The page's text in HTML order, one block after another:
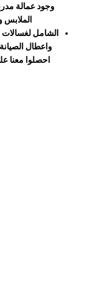
وجود عمالة
الشامل لغسالات
واعطال
احصلوا